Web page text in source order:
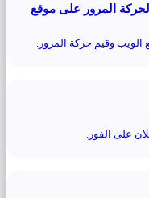
المرور على موقع
وقيم حركة المرور.